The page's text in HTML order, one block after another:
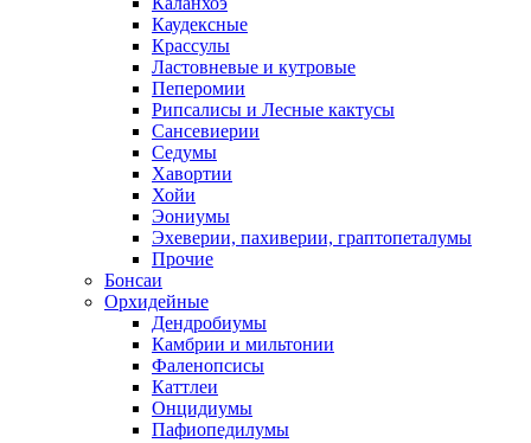
Каудексные
Крассулы
Ластовневые и кутровые
Пеперомии
Рипсалисы и Лесные кактусы
Сансевиерии
Седумы
Хавортии
Хойи
Эониумы
Эхеверии, пахиверии, граптопеталумы
Прочие
Бонсаи
Орхидейные
Дендробиумы
Камбрии и мильтонии
Фаленопсисы
Каттлеи
Онцидиумы
Пафиопедилумы